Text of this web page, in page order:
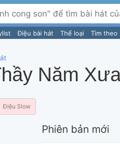
Điệu bài hát Thể loại Tìm theo
Năm
Điệu Slow
Phiên bản mới